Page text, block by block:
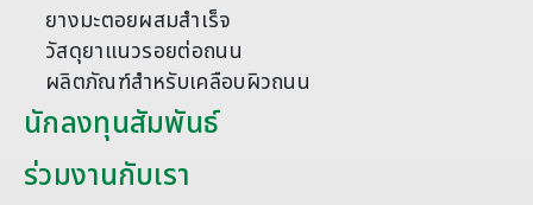
ยางมะตอยผสมสำเร็จ
วัสดุยาแนวรอยต่อถนน
ผลิตภัณฑ์สำหรับเคลือบผิวถนน
นักลงทุนสัมพันธ์
ร่วมงานกับเรา